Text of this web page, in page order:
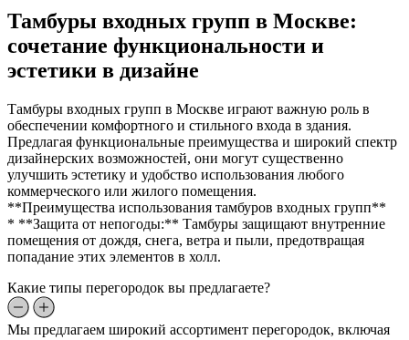
Тамбуры входных групп в Москве:
сочетание функциональности и
эстетики в дизайне
Тамбуры входных групп в Москве играют важную роль в
обеспечении комфортного и стильного входа в здания.
Предлагая функциональные преимущества и широкий спектр
дизайнерских возможностей, они могут существенно
улучшить эстетику и удобство использования любого
коммерческого или жилого помещения.
**Преимущества использования тамбуров входных групп**
* **Защита от непогоды:** Тамбуры защищают внутренние
помещения от дождя, снега, ветра и пыли, предотвращая
попадание этих элементов в холл.
Какие типы перегородок вы предлагаете?
Мы предлагаем широкий ассортимент перегородок, включая